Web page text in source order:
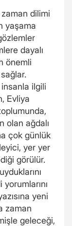
zaman dilimi
yaşama
dayalı
önemli
ilgili
Evliya
olan ağdalı
çok günlük
yer yer
görülür.
yeni
zaman
geleceği,